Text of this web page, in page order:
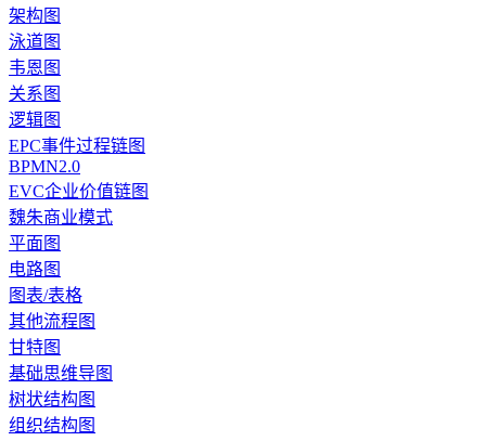
架构图
泳道图
韦恩图
关系图
逻辑图
EPC事件过程链图
BPMN2.0
EVC企业价值链图
魏朱商业模式
平面图
电路图
图表/表格
其他流程图
甘特图
基础思维导图
树状结构图
组织结构图